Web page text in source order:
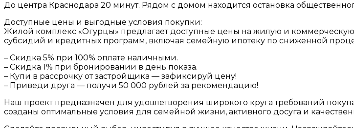
До центра Краснодара 20 минут. Рядом с домом находится остановка
Доступные цены и выгодные условия покупки:
Жилой комплекс «Огурцы» предлагает доступные цены на жилую и
субсидий и кредитных программ, включая семейную ипотеку по сниженной
– Скидка 5% при 100% оплате наличными.
– Скидка 1% при бронировании в день показа.
– Купи в рассрочку от застройщика — зафиксируй цену!
– Приведи друга — получи 50 000 рублей за рекомендацию!
Наш проект предназначен для удовлетворения широкого круга требований
созданы оптимальные условия для семейной жизни, активного досуга и